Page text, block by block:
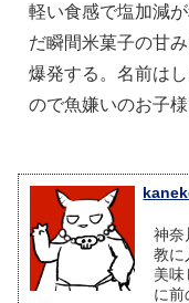
軽い食感で塩加減
だ瞬間米菓子の甘
爆発する。名前は
ので魚嫌いのお子様
神奈
教に
美味
に前